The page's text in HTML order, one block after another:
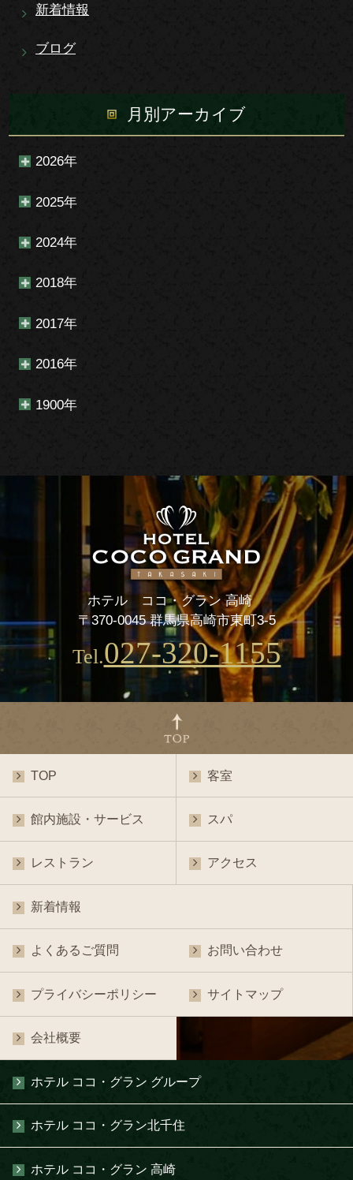
新着情報
ブログ
月別アーカイブ
2026年
2025年
2024年
2018年
2017年
2016年
1900年
ホテル ココ・グラン 高崎
〒370-0045 群馬県高崎市東町3-5
Tel.027-320-1155
TOP 客室
館内施設・サービス スパ
レストラン アクセス
新着情報
よくあるご質問 お問い合わせ
プライバシーポリシー サイトマップ
会社概要
ホテル ココ・グラン グループ
ホテル ココ・グラン北千住
ホテル ココ・グラン 高崎